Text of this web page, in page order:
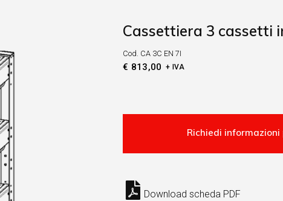
Pasticceria Panetteria
fresca
Frutta Verdura
Cassettiera 3 cassetti
Cod. CA 3C EN 7I
€ 813,00 + IVA
Download scheda PDF